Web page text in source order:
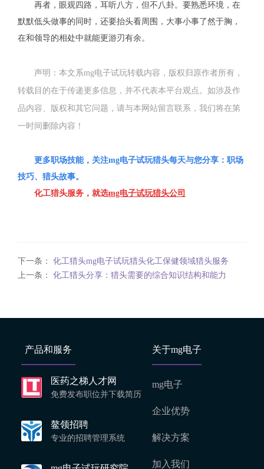
再者，眼观四路，耳听八方，但不八卦。要熟悉环境，在
默默低头做事的同时，还要抬头看周围，大事小事了然于胸，
在和领导的相处中就能更游刃有余。
声明：本文系mg电子试玩转载内容，版权归原作者所有，
转载目的在于传递更多信息，并不代表本平台观点。如涉及作
品内容、版权和其它问题，请与本网站留言联系，我们将在第
一时间删除内容！
更多职场技能， 关注mg电子试玩猎头每天与您分享：职场
技巧、猎头故事。
化工猎头服务，就选mg电子试玩猎头公司
下一条： 化工猎头mg电子试玩猎头化工保健领域猎头服务
上一条： 化工猎头分享：猎头需要的综合知识结构和能力
产品和服务
医药之梯人才网
免费发布职位并下载简历
鳌领招聘
专业的招聘管理系统
关于mg电子
mg电子
企业优势
解决方案
加入我们